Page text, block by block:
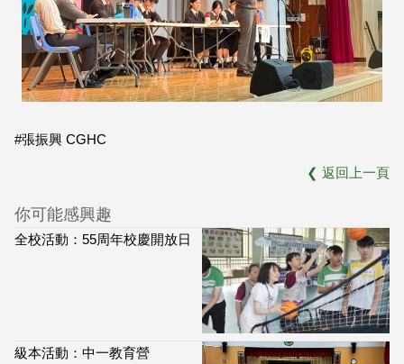
#張振興 CGHC
❮ 返回上一頁
你可能感興趣
全校活動：55周年校慶開放日
級本活動：中一教育營